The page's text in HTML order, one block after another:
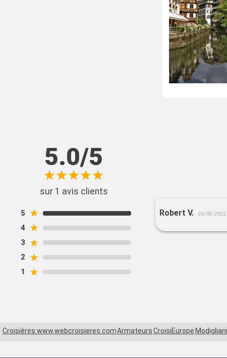
5.0/5
sur 1 avis clients
5 ★
4 ★
3 ★
2 ★
1 ★
Robert V. 26/05/2022
Croisières www.webcroisieres.comArmateursCroisiEurope Modigliani